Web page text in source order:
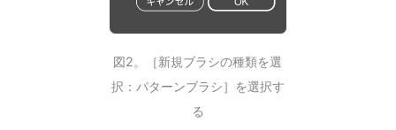
図2。［新規ブラシの種類を選
択：パターンブラシ］を選択す
る